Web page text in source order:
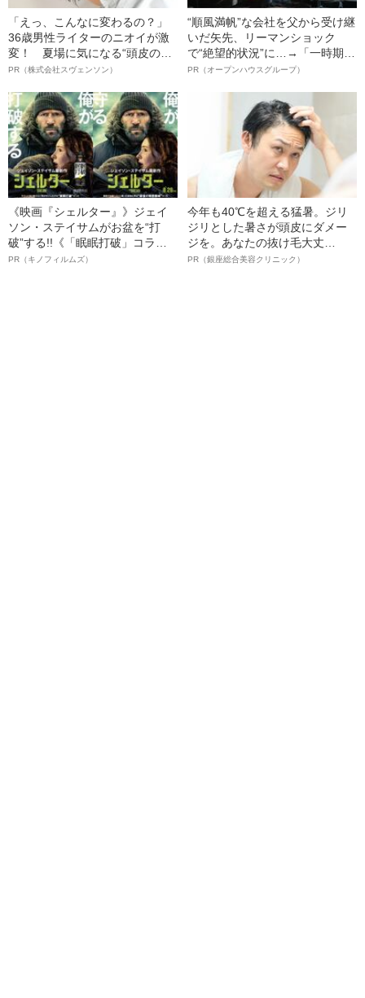
「えっ、こんなに変わるの？」
36歳男性ライターのニオイが激
変！ 夏場に気になる“頭皮のニ
オイ”や“ベタつき”を解消す
ト”が生み出した徹底ケアとは
PR（株式会社スヴェンソン）
“順風満帆”な会社を父から受け継
いだ矢先、リーマンショック
で“絶望的状況”に…→「一時期は
納品3年待ち」のヒット商品を生
明かす、“逆転の戦術”
PR（オープンハウスグループ）
《映画『シェルター』》ジェイ
ソン・ステイサムがお盆を“打
破”する!!《「眠眠打破」コラ
ボ》
PR（キノフィルムズ）
今年も40℃を超える猛暑。ジリ
ジリとした暑さが頭皮にダメー
ジを。あなたの抜け毛大丈
夫！？
PR（銀座総合美容クリニック）